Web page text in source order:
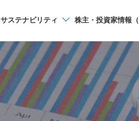
サステナビリティ 株主・投資家情報